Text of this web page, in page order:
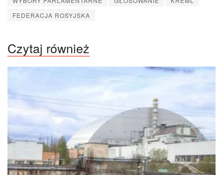
FEDERACJA ROSYJSKA
Czytaj również